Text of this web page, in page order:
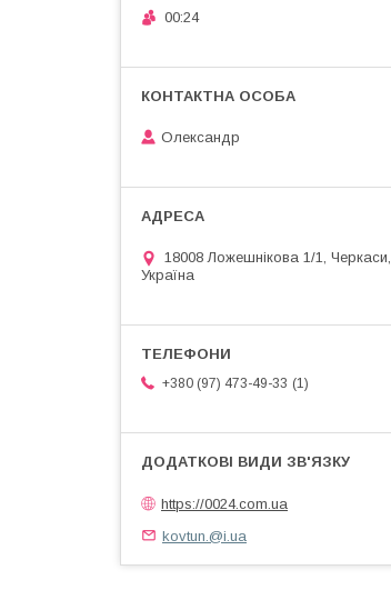
00:24
Олександр
18008 Ложешнікова 1/1, Черкаси,
Україна
+380 (97) 473-49-33 1
https://0024.com.ua
kovtun.@i.ua